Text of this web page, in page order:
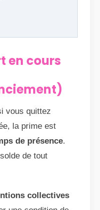
en cours
vous quittez
la prime est
de présence.
de tout
collectives